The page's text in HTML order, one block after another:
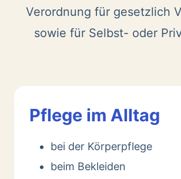
Verordnung für gesetzlich
sowie für Selbst- oder
Pflege im Alltag
bei der Körperpflege
beim Bekleiden